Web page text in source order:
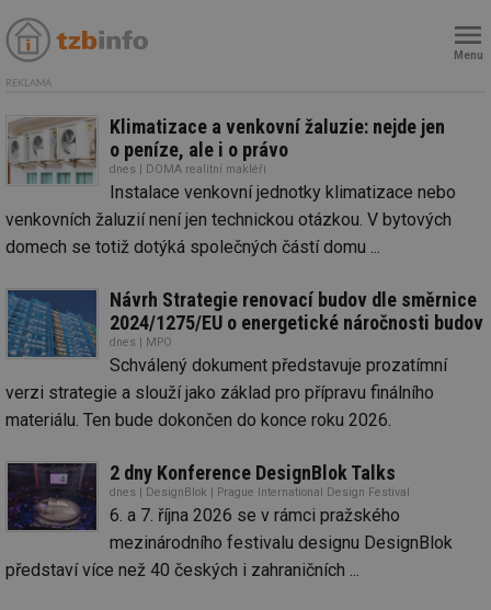
Menu
REKLAMA
Klimatizace a venkovní žaluzie: nejde jen
o peníze, ale i o právo
dnes | DOMA realitní makléři
Instalace venkovní jednotky klimatizace nebo
venkovních žaluzií není jen technickou otázkou. V bytových
domech se totiž dotýká společných částí domu ...
Návrh Strategie renovací budov dle směrnice
2024/1275/EU o energetické náročnosti budov
dnes | MPO
Schválený dokument představuje prozatímní
verzi strategie a slouží jako základ pro přípravu finálního
materiálu. Ten bude dokončen do konce roku 2026.
2 dny Konference DesignBlok Talks
dnes | DesignBlok | Prague International Design Festival
6. a 7. října 2026 se v rámci pražského
mezinárodního festivalu designu DesignBlok
představí více než 40 českých i zahraničních ...